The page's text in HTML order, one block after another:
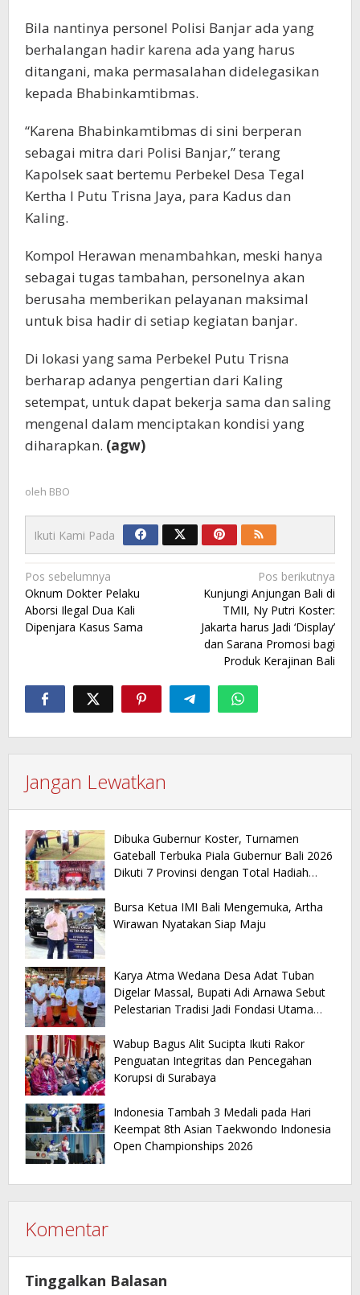
Bila nantinya personel Polisi Banjar ada yang
berhalangan hadir karena ada yang harus
ditangani, maka permasalahan didelegasikan
kepada Bhabinkamtibmas.
“Karena Bhabinkamtibmas di sini berperan
sebagai mitra dari Polisi Banjar,” terang
Kapolsek saat bertemu Perbekel Desa Tegal
Kertha I Putu Trisna Jaya, para Kadus dan
Kaling.
Kompol Herawan menambahkan, meski hanya
sebagai tugas tambahan, personelnya akan
berusaha memberikan pelayanan maksimal
untuk bisa hadir di setiap kegiatan banjar.
Di lokasi yang sama Perbekel Putu Trisna
berharap adanya pengertian dari Kaling
setempat, untuk dapat bekerja sama dan saling
mengenal dalam menciptakan kondisi yang
diharapkan. (agw)
oleh BBO
Ikuti Kami Pada
Navigasi
pos
Pos sebelumnya
Oknum Dokter Pelaku
Aborsi Ilegal Dua Kali
Dipenjara Kasus Sama
Pos berikutnya
Kunjungi Anjungan Bali di
TMII, Ny Putri Koster:
Jakarta harus Jadi ‘Display’
dan Sarana Promosi bagi
Produk Kerajinan Bali
Jangan Lewatkan
Dibuka Gubernur Koster, Turnamen
Gateball Terbuka Piala Gubernur Bali 2026
Dikuti 7 Provinsi dengan Total Hadiah
Bursa Ketua IMI Bali Mengemuka, Artha
Wirawan Nyatakan Siap Maju
Karya Atma Wedana Desa Adat Tuban
Digelar Massal, Bupati Adi Arnawa Sebut
Pelestarian Tradisi Jadi Fondasi Utama
Wabup Bagus Alit Sucipta Ikuti Rakor
Penguatan Integritas dan Pencegahan
Korupsi di Surabaya
Indonesia Tambah 3 Medali pada Hari
Keempat 8th Asian Taekwondo Indonesia
Open Championships 2026
Komentar
Tinggalkan Balasan